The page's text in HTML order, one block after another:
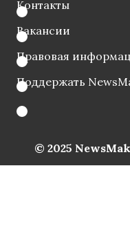
Контакты
Вакансии
Правовая
Поддержать
© 2025